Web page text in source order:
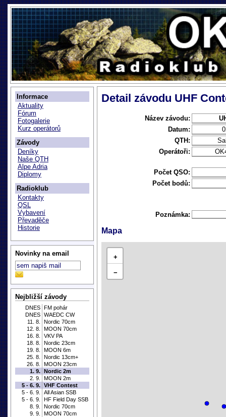
Informace
Aktuality
Fórum
Fotogalerie
Kurz operátorů
Závody
Deníky
Naše QTH
Alpe Adria
Diplomy
Radioklub
Kontakty
QSL
Vybavení
Převaděče
Historie
Novinky na email
Nejbližší závody
DNES FM pohár
DNES WAEDC CW
11. 8.
Nordic 70cm
12. 8.
MOON 70cm
16. 8.
VKV PA
18. 8.
Nordic 23cm
19. 8.
MOON 6m
25. 8.
Nordic 13cm+
26. 8.
MOON 23cm
1. 9. Nordic 2m
2. 9.
MOON 2m
5 - 6. 9. VHF Contest
5 - 6. 9.
All Asian SSB
5 - 6. 9.
HF Field Day SSB
8. 9.
Nordic 70cm
9. 9.
MOON 70cm
Detail závodu UHF
Název závodu:
Datum:
QTH:
Operátoři:
Počet QSO:
Počet bodů:
Poznámka:
Mapa
+
−